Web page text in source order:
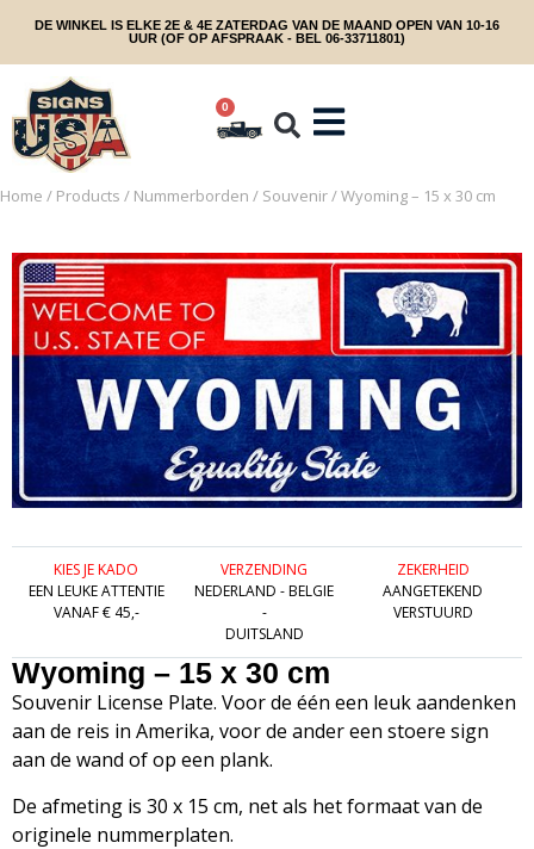
DE WINKEL IS ELKE 2E & 4E ZATERDAG VAN DE MAAND OPEN VAN 10-16
UUR (OF OP AFSPRAAK - BEL 06-33711801)
0
Home / Products / Nummerborden / Souvenir/ Wyoming – 15 x 30 cm
KIES JE KADO
EEN LEUKE ATTENTIE
VANAF € 45,-
VERZENDING
NEDERLAND - BELGIE
-
DUITSLAND
ZEKERHEID
AANGETEKEND
VERSTUURD
Wyoming – 15 x 30 cm
Souvenir License Plate. Voor de één een leuk aandenken
aan de reis in Amerika, voor de ander een stoere sign
aan de wand of op een plank.
De afmeting is 30 x 15 cm, net als het formaat van de
originele nummerplaten.